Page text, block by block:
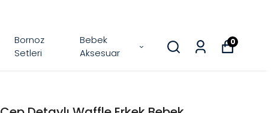
Bornoz
Setleri
Bebek
Aksesuar
0